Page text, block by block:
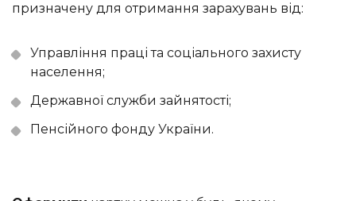
призначену для отримання зарахувань від:
Управління праці та соціального захисту
населення;
Державної служби зайнятості;
Пенсійного фонду України.